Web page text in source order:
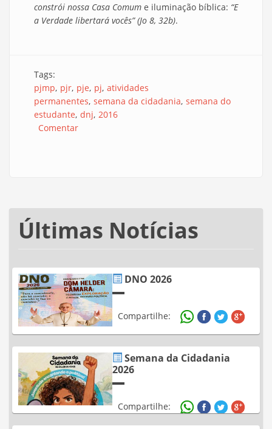
constrói nossa Casa Comum e iluminação bíblica: “E
a Verdade libertará vocês” (Jo 8, 32b).
Tags:
pjmp pjr pje pj atividades
permanentes semana da cidadania semana do
estudante dnj 2016
Comentar
Últimas Notícias
DNO 2026
Compartilhe:
Semana da Cidadania
2026
Compartilhe: